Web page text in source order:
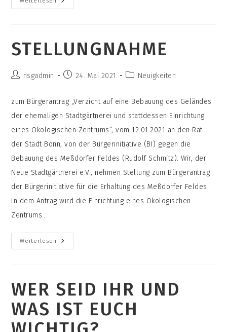
Aus
Als
Teil
Einer
Stoffstromstrategie
Einer
STELLUNGNAHME
Beitrags-
nsgadmin
Beitrag24. Mai 2021
Beitrags-
Neuigkeiten
zum Bürgerantrag „Verzicht auf eine Bebauung des Geländes
der ehemaligen Stadtgärtnerei und stattdessen Einrichtung
eines Ökologischen Zentrums“, vom 12.01.2021 an den Rat
der Stadt Bonn, von der Bürgerinitiative (BI) gegen die
Bebauung des Meßdorfer Feldes (Rudolf Schmitz). Wir, der
Neue Stadtgärtnerei e.V., nehmen Stellung zum Bürgerantrag
der Bürgerinitiative für die Erhaltung des Meßdorfer Feldes.
In dem Antrag wird die Einrichtung eines Ökologischen
Zentrums…
Weiterlesen Stellungnahme
WER SEID IHR UND
WAS IST EUCH